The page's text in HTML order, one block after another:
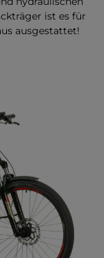
ist es für
ausgestattet!